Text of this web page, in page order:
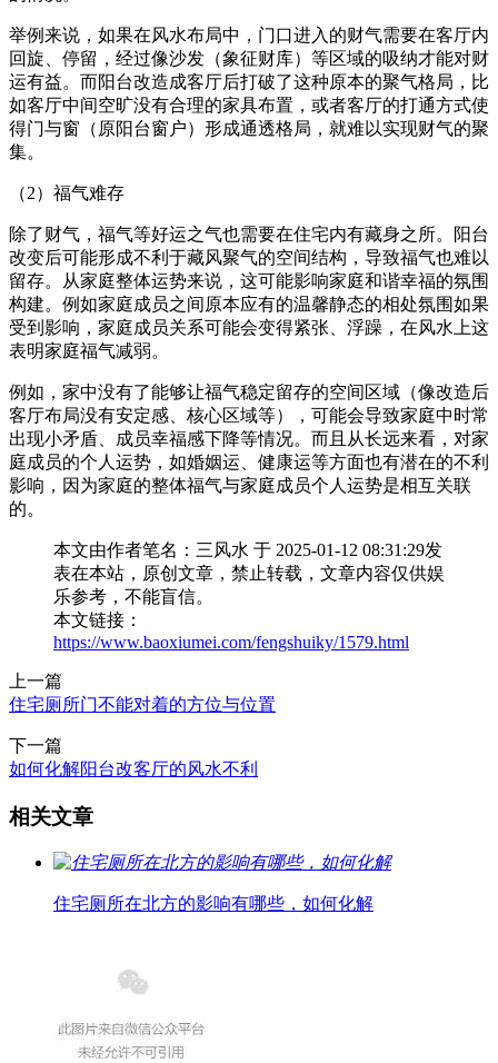
举例来说，如果在风水布局中，门口进入的财气需要在客厅内
回旋、停留，经过像沙发（象征财库）等区域的吸纳才能对财
运有益。而阳台改造成客厅后打破了这种原本的聚气格局，比
如客厅中间空旷没有合理的家具布置，或者客厅的打通方式使
得门与窗（原阳台窗户）形成通透格局，就难以实现财气的聚
集。
（2）福气难存
除了财气，福气等好运之气也需要在住宅内有藏身之所。阳台
改变后可能形成不利于藏风聚气的空间结构，导致福气也难以
留存。从家庭整体运势来说，这可能影响家庭和谐幸福的氛围
构建。例如家庭成员之间原本应有的温馨静态的相处氛围如果
受到影响，家庭成员关系可能会变得紧张、浮躁，在风水上这
表明家庭福气减弱。
例如，家中没有了能够让福气稳定留存的空间区域（像改造后
客厅布局没有安定感、核心区域等），可能会导致家庭中时常
出现小矛盾、成员幸福感下降等情况。而且从长远来看，对家
庭成员的个人运势，如婚姻运、健康运等方面也有潜在的不利
影响，因为家庭的整体福气与家庭成员个人运势是相互关联
的。
本文由作者笔名：三风水 于 2025-01-12 08:31:29发
表在本站，原创文章，禁止转载，文章内容仅供娱
乐参考，不能盲信。
本文链接：
https://www.baoxiumei.com/fengshuiky/1579.html
上一篇
住宅厕所门不能对着的方位与位置
下一篇
如何化解阳台改客厅的风水不利
相关文章
住宅厕所在北方的影响有哪些，如何化解